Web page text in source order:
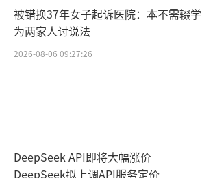
被错换37年女子起诉医院：本不需辍学
为两家人讨说法
2026-08-06 09:27:26
DeepSeek API即将大幅涨价
DeepSeek拟上调API服务定价